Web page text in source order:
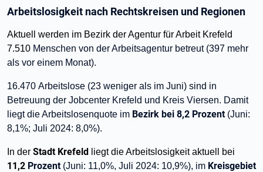
Arbeitslosigkeit nach Rechtskreisen und Regionen
Aktuell werden im Bezirk der Agentur für Arbeit Krefeld
7.510 Menschen von der Arbeitsagentur betreut (397 mehr
als vor einem Monat).
16.470 Arbeitslose (23 weniger als im Juni) sind in
Betreuung der Jobcenter Krefeld und Kreis Viersen. Damit
liegt die Arbeitslosenquote im Bezirk bei 8,2 Prozent(Juni:
8,1%; Juli 2024: 8,0%).
In der Stadt Krefeld liegt die Arbeitslosigkeit aktuell bei
11,2 Prozent(Juni: 11,0%, Juli 2024: 10,9%), im Kreisgebiet